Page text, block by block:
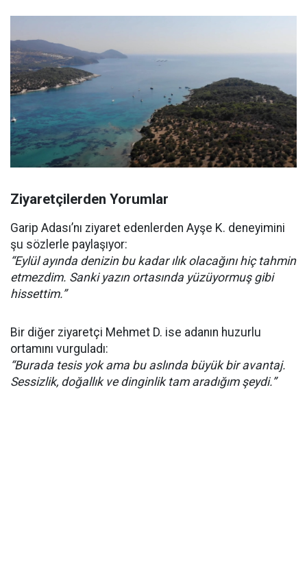
Ziyaretçilerden Yorumlar
Garip Adası’nı ziyaret edenlerden Ayşe K. deneyimini
şu sözlerle paylaşıyor:
“Eylül ayında denizin bu kadar ılık olacağını hiç tahmin
etmezdim. Sanki yazın ortasında yüzüyormuş gibi
hissettim.”
Bir diğer ziyaretçi Mehmet D. ise adanın huzurlu
ortamını vurguladı:
“Burada tesis yok ama bu aslında büyük bir avantaj.
Sessizlik, doğallık ve dinginlik tam aradığım şeydi.”